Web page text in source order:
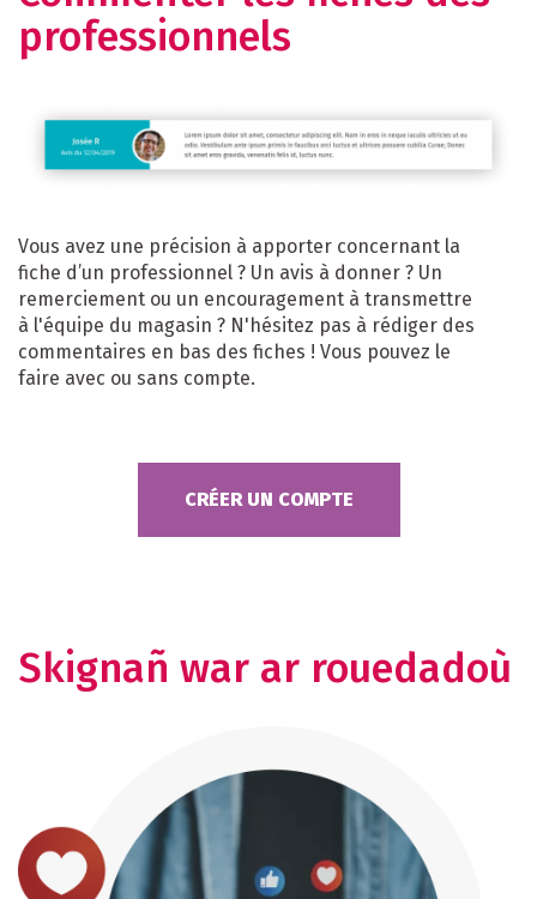
professionnels
Vous avez une précision à apporter concernant la
fiche d’un professionnel ? Un avis à donner ? Un
remerciement ou un encouragement à transmettre
à l'équipe du magasin ? N'hésitez pas à rédiger des
commentaires en bas des fiches ! Vous pouvez le
faire avec ou sans compte.
CRÉER UN COMPTE
Skignañ war ar rouedadoù